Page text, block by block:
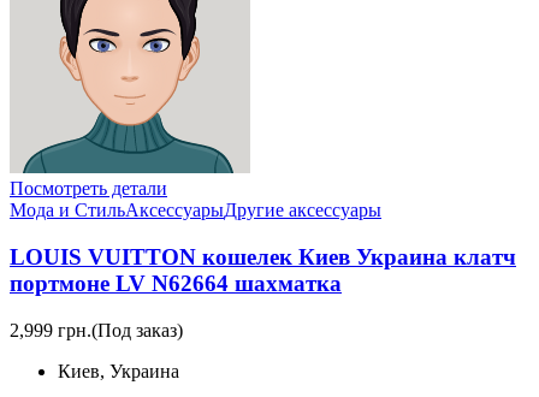
Посмотреть детали
Мода и СтильАксессуарыДругие аксессуары
LOUIS VUITTON кошелек Киев Украина клатч
портмоне LV N62664 шахматка
2,999 грн.(Под заказ)
Киев, Украина